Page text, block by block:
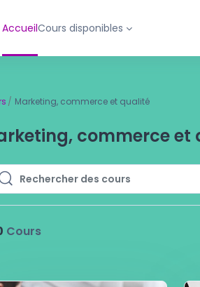
AccueilCours disponibles
Marketing, commerce et qualité
commerce et
Rechercher des cours
Rechercher des cours
Cours